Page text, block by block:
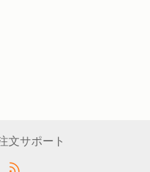
文サポート